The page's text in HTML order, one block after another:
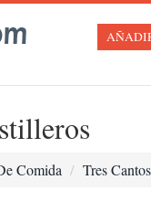
Comida Tres